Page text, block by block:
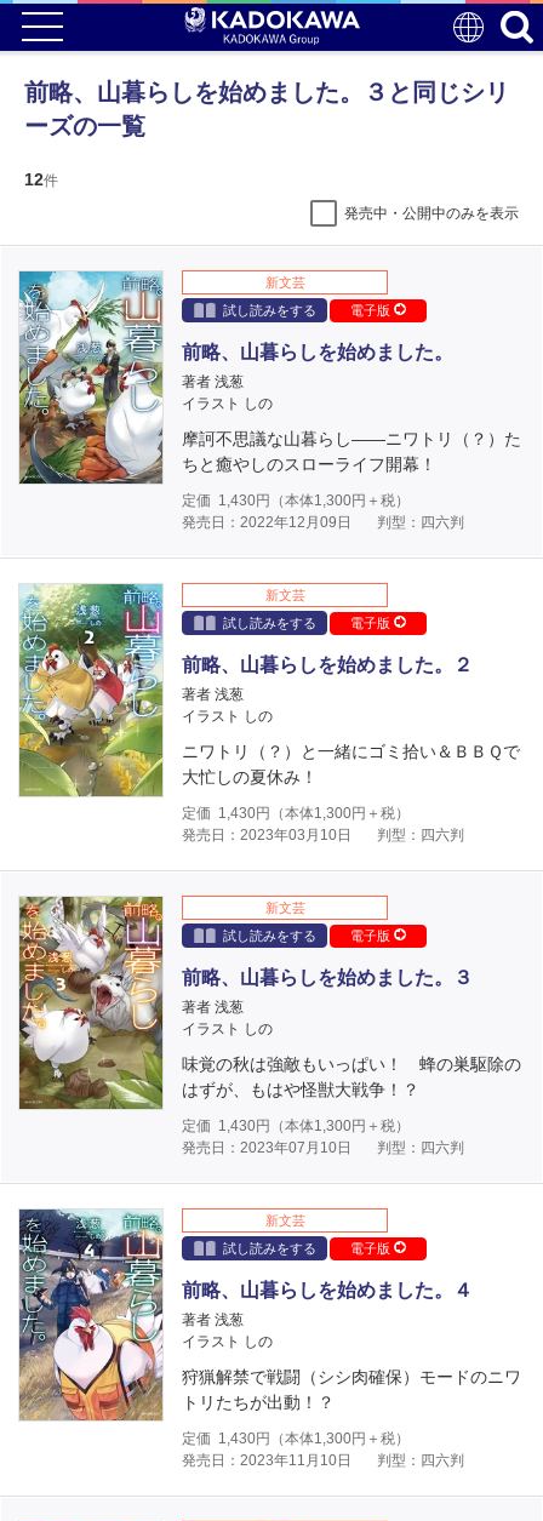
前略、山暮らしを始めました。３と同じシリ
ーズの一覧
12件
発売中・公開中のみを表示
新文芸
試し読みをする
電子版
前略、山暮らしを始めました。
著者 浅葱
イラスト しの
摩訶不思議な山暮らし――ニワトリ（？）た
ちと癒やしのスローライフ開幕！
定価 1,430円（本体1,300円＋税）
発売日：2022年12月09日
判型：四六判
新文芸
試し読みをする
電子版
前略、山暮らしを始めました。２
著者 浅葱
イラスト しの
ニワトリ（？）と一緒にゴミ拾い＆ＢＢＱで
大忙しの夏休み！
定価 1,430円（本体1,300円＋税）
発売日：2023年03月10日
判型：四六判
新文芸
試し読みをする
電子版
前略、山暮らしを始めました。３
著者 浅葱
イラスト しの
味覚の秋は強敵もいっぱい！ 蜂の巣駆除の
はずが、もはや怪獣大戦争！？
定価 1,430円（本体1,300円＋税）
発売日：2023年07月10日
判型：四六判
新文芸
試し読みをする
電子版
前略、山暮らしを始めました。４
著者 浅葱
イラスト しの
狩猟解禁で戦闘（シシ肉確保）モードのニワ
トリたちが出動！？
定価 1,430円（本体1,300円＋税）
発売日：2023年11月10日
判型：四六判